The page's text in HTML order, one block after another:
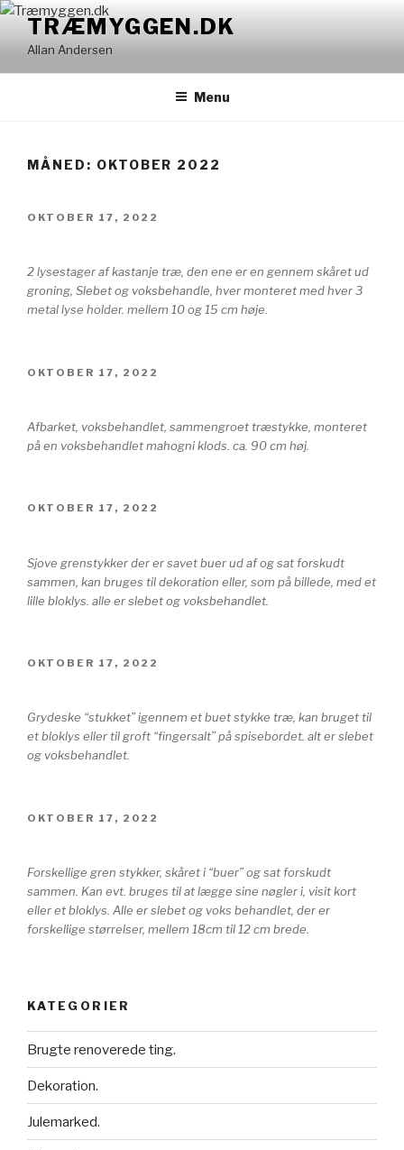
Videre
indhold
TRÆMYGGEN.DK
Allan Andersen
Menu
MÅNED: OKTOBER 2022
UDGIVET
OKTOBER 17, 2022
2 lysestager af kastanje træ, den ene er en gennem skåret ud
groning, Slebet og voksbehandle, hver monteret med hver 3
metal lyse holder. mellem 10 og 15 cm høje.
UDGIVET
OKTOBER 17, 2022
Afbarket, voksbehandlet, sammengroet træstykke, monteret
på en voksbehandlet mahogni klods. ca. 90 cm høj.
UDGIVET
OKTOBER 17, 2022
Sjove grenstykker der er savet buer ud af og sat forskudt
sammen, kan bruges til dekoration eller, som på billede, med et
lille bloklys. alle er slebet og voksbehandlet.
UDGIVET
OKTOBER 17, 2022
Grydeske “stukket” igennem et buet stykke træ, kan bruget til
et bloklys eller til groft “fingersalt” på spisebordet. alt er slebet
og voksbehandlet.
UDGIVET
OKTOBER 17, 2022
Forskellige gren stykker, skåret i “buer” og sat forskudt
sammen. Kan evt. bruges til at lægge sine nøgler i, visit kort
eller et bloklys. Alle er slebet og voks behandlet, der er
forskellige størrelser, mellem 18cm til 12 cm brede.
KATEGORIER
Brugte renoverede ting.
Dekoration.
Julemarked.